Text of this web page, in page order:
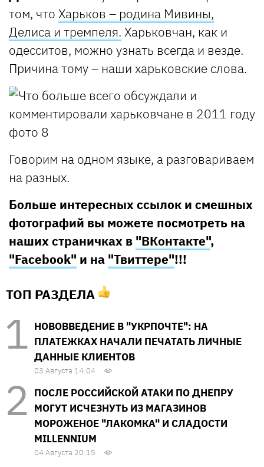
том, что Харьков – родина Мивины,
Делиса и тремпеля. Харьковчан, как и
одесситов, можно узнать всегда и везде.
Причина тому – наши харьковские слова.
Говорим на одном языке, а разговариваем
на разных.
Больше интересных ссылок и смешных
фотографий вы можете посмотреть на
наших страничках в "ВКонтакте",
"Facebook" и на "Твиттере"!!!
ТОП РАЗДЕЛА
НОВОВВЕДЕНИЕ В "УКРПОЧТЕ": НА
ПЛАТЕЖКАХ НАЧАЛИ ПЕЧАТАТЬ ЛИЧНЫЕ
ДАННЫЕ КЛИЕНТОВ
03 Августа 14:04
ПОСЛЕ РОССИЙСКОЙ АТАКИ ПО ДНЕПРУ
МОГУТ ИСЧЕЗНУТЬ ИЗ МАГАЗИНОВ
МОРОЖЕНОЕ "ЛАКОМКА" И СЛАДОСТИ
MILLENNIUM
04 Августа 20:15